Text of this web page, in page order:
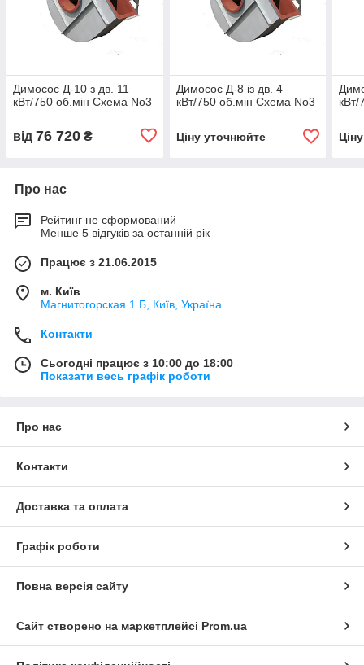
Димосос Д-10 з дв. 11
кВт/750 об.мін Схема No3
від 76 720 ₴
Димосос Д-8 із дв. 4
кВт/750 об.мін Схема No3
Ціну уточнюйте
Про нас
Рейтинг не сформований
Менше 5 відгуків за останній рік
Працює з 21.06.2015
м. Київ
Магнитогорская 1 Б, Київ, Україна
Контакти
Сьогодні працює з 10:00 до 18:00
Показати весь графік роботи
Про нас
Контакти
Доставка та оплата
Графік роботи
Повна версія сайту
Сайт створено на маркетплейсі Prom.ua